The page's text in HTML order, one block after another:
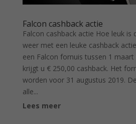
Falcon cashback actie
Falcon cashback actie Hoe leuk is
weer met een leuke cashback
een Falcon fornuis tussen 1 maart
krijgt u € 250,00 cashback. Het
worden voor 31 augustus 2019.
alle...
Lees meer